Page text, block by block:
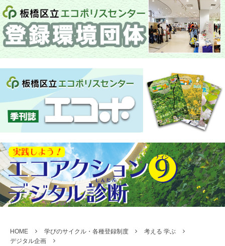
HOME 学びのサイクル・各種登録制度
考える 学ぶ
デジタル企画